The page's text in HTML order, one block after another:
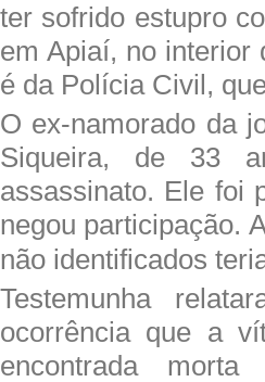
ter sofrido estupro
em Apiaí, no interior
é da Polícia Civil,
O ex-namorado da
Siqueira, de 33
assassinato. Ele foi
negou participação.
não identificados
Testemunha
ocorrência que a
encontrada morta